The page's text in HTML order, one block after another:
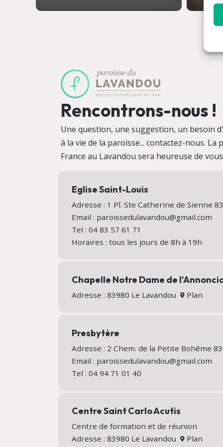
Rencontrons-nous !
Une question, une suggestion, un besoin
à la vie de la paroisse... contactez-nous. La
France au Lavandou sera heureuse de
Eglise Saint-Louis
Adresse : 1 Pl. Ste Catherine de Sienne
Email : paroissedulavandou@gmail.com
Tel : 04 83 57 61 71
Horaires : tous les jours de 8h à 19h
Chapelle Notre Dame de
Adresse : 83980 Le Lavandou Plan
Presbytère
Adresse : 2 Chem. de la Petite Bohême
Email : paroissedulavandou@gmail.com
Tel : 04 94 71 01 40
Centre Saint Carlo Acutis
Centre de formation et de réunion
Adresse : 83980 Le Lavandou
Plan